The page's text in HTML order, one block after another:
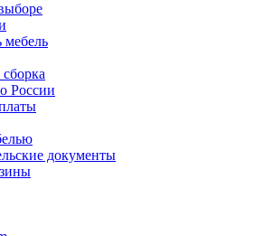
мебель
России
документы